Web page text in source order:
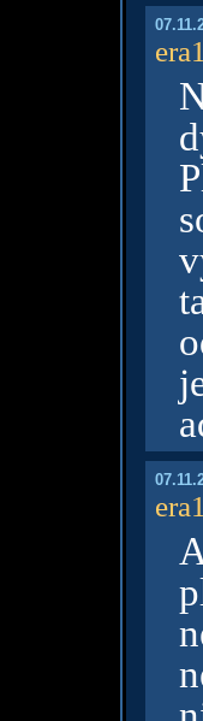
era1
era1